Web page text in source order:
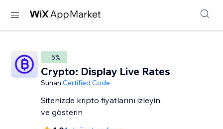
- 5%
Crypto: Display Live Rates
Sunan:Certified Code
Sitenizde kripto fiyatlarını izleyin
ve gösterin